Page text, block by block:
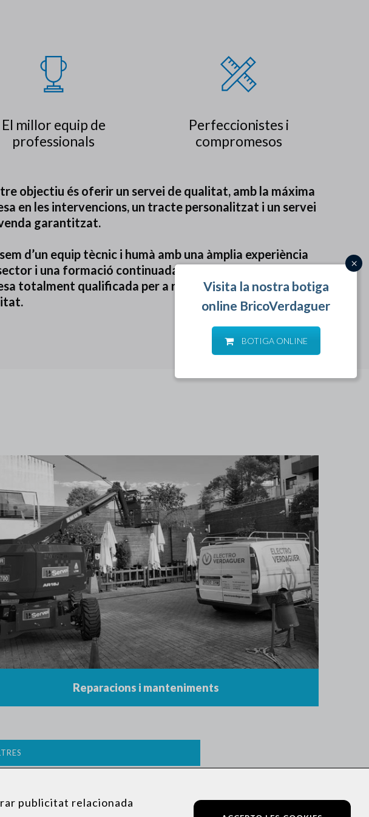
El millor equip de
professionals
Perfeccionistes i
compromesos
objectiu és oferir un servei de qualitat, amb la máxima
en les intervencions, un tracte personalitzat i un servei
garantitzat.
d’un equip tècnic i humà amb una àmplia experiència
i una formació continuada, el que ens fa una
totalment qualificada per a realitzar el treball
Reparacions i manteniments
publicitat relacionada
BOTIGA ONLINE